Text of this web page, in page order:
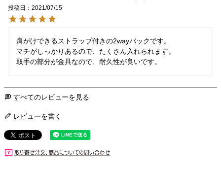
投稿日
2021/07/15
肩がけできるストラップ付きの2wayバックです。
マチがしっかりあるので、たくさん入れられます。
取手の部分が金具なので、耐久性が良いです。
すべてのレビューを見る
レビューを書く